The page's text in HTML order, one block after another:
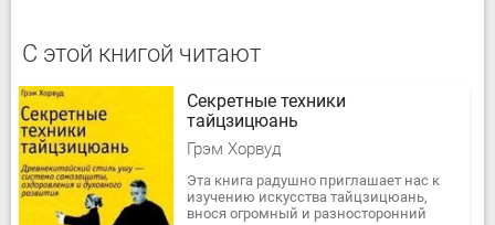
С этой книгой читают
Секретные техники
тайцзицюань
Грэм Хорвуд
Эта книга радушно приглашает нас к
изучению искусства тайцзицюань,
внося огромный и разносторонний